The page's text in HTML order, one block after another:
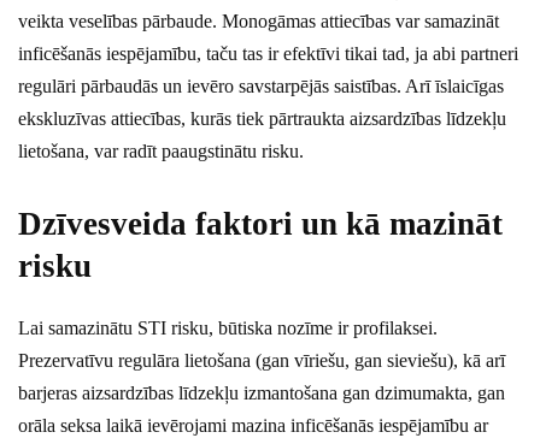
veikta veselības pārbaude. Monogāmas attiecības var samazināt
inficēšanās iespējamību, taču tas ir efektīvi tikai tad, ja abi partneri
regulāri pārbaudās un ievēro savstarpējās saistības. Arī īslaicīgas
ekskluzīvas attiecības, kurās tiek pārtraukta aizsardzības līdzekļu
lietošana, var radīt paaugstinātu risku.
Dzīvesveida faktori un kā mazināt
risku
Lai samazinātu STI risku, būtiska nozīme ir profilaksei.
Prezervatīvu regulāra lietošana (gan vīriešu, gan sieviešu), kā arī
barjeras aizsardzības līdzekļu izmantošana gan dzimumakta, gan
orāla seksa laikā ievērojami mazina inficēšanās iespējamību ar